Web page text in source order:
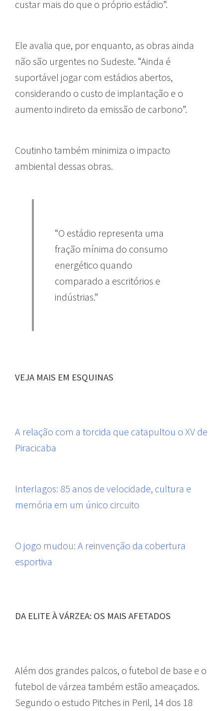
custar mais do que o próprio estádio”.
Ele avalia que, por enquanto, as obras ainda
não são urgentes no Sudeste. “Ainda é
suportável jogar com estádios abertos,
considerando o custo de implantação e o
aumento indireto da emissão de carbono”.
Coutinho também minimiza o impacto
ambiental dessas obras.
“O estádio representa uma
fração mínima do consumo
energético quando
comparado a escritórios e
indústrias.”
VEJA MAIS EM ESQUINAS
A relação com a torcida que catapultou o XV de
Piracicaba
Interlagos: 85 anos de velocidade, cultura e
memória em um único circuito
O jogo mudou: A reinvenção da cobertura
esportiva
DA ELITE À VÁRZEA: OS MAIS AFETADOS
Além dos grandes palcos, o futebol de base e o
futebol de várzea também estão ameaçados.
Segundo o estudo Pitches in Peril, 14 dos 18